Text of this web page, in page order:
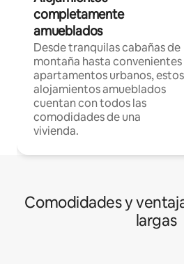
completamente
amueblados
Desde tranquilas cabañas de
montaña hasta convenientes
apartamentos urbanos, estos
alojamientos amueblados
cuentan con todos las
comodidades de una
vivienda.
Comodidades y
largas